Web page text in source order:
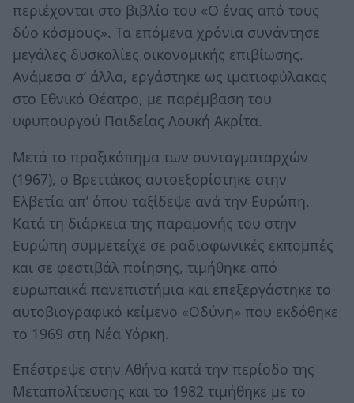
περιέχονται στο βιβλίο του «Ο ένας από τους
δύο κόσμους». Τα επόμενα χρόνια συνάντησε
μεγάλες δυσκολίες οικονομικής επιβίωσης.
Ανάμεσα σ’ άλλα, εργάστηκε ως ιματιοφύλακας
στο Εθνικό Θέατρο, με παρέμβαση του
υφυπουργού Παιδείας Λουκή Ακρίτα.
Μετά το πραξικόπημα των συνταγματαρχών
(1967), ο Βρεττάκος αυτοεξορίστηκε στην
Ελβετία απ’ όπου ταξίδεψε ανά την Ευρώπη.
Κατά τη διάρκεια της παραμονής του στην
Ευρώπη συμμετείχε σε ραδιοφωνικές εκπομπές
και σε φεστιβάλ ποίησης, τιμήθηκε από
ευρωπαϊκά πανεπιστήμια και επεξεργάστηκε το
αυτοβιογραφικό κείμενο «Οδύνη» που εκδόθηκε
το 1969 στη Νέα Υόρκη.
Επέστρεψε στην Αθήνα κατά την περίοδο της
Μεταπολίτευσης και το 1982 τιμήθηκε με το